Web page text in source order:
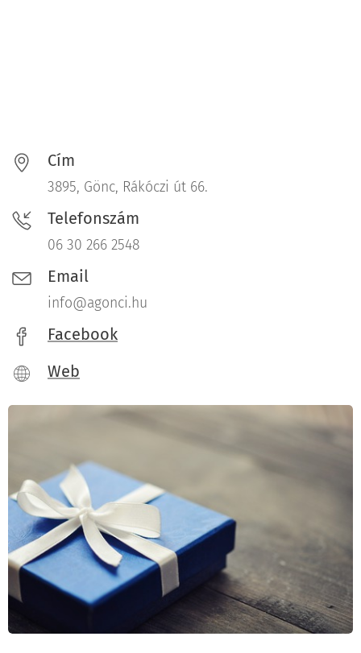
Cím
3895, Gönc, Rákóczi út 66.
Telefonszám
06 30 266 2548
Email
info@agonci.hu
Facebook
Web